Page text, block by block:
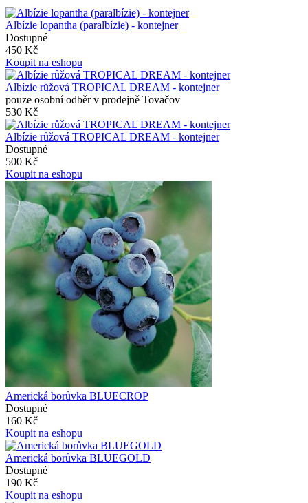
Albízie lopantha (paralbízie) - kontejner
Dostupné
450 Kč
Koupit na eshopu
Albízie růžová TROPICAL DREAM - kontejner
pouze osobní odběr v prodejně Tovačov
530 Kč
Albízie růžová TROPICAL DREAM - kontejner
Dostupné
500 Kč
Koupit na eshopu
Americká borůvka BLUECROP
Dostupné
160 Kč
Koupit na eshopu
Americká borůvka BLUEGOLD
Dostupné
190 Kč
Koupit na eshopu